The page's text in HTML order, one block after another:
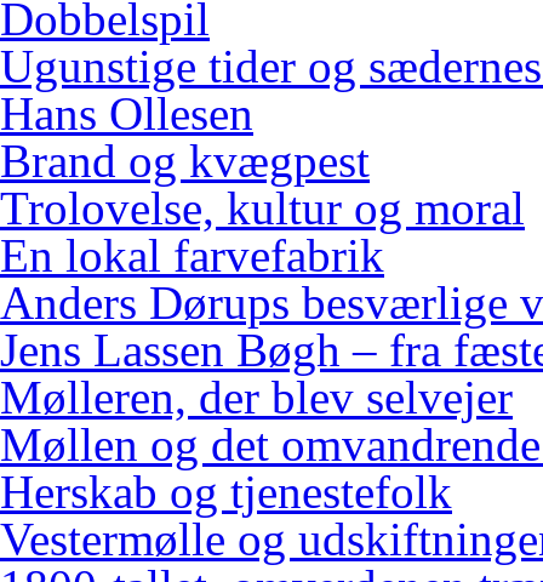
Dobbelspil
Ugunstige tider og
Hans Ollesen
Brand og kvægpest
Trolovelse, kultur og moral
En lokal farvefabrik
Anders Dørups besværlige
Jens Lassen Bøgh – fra
Mølleren, der blev selvejer
Møllen og det
Herskab og tjenestefolk
Vestermølle og